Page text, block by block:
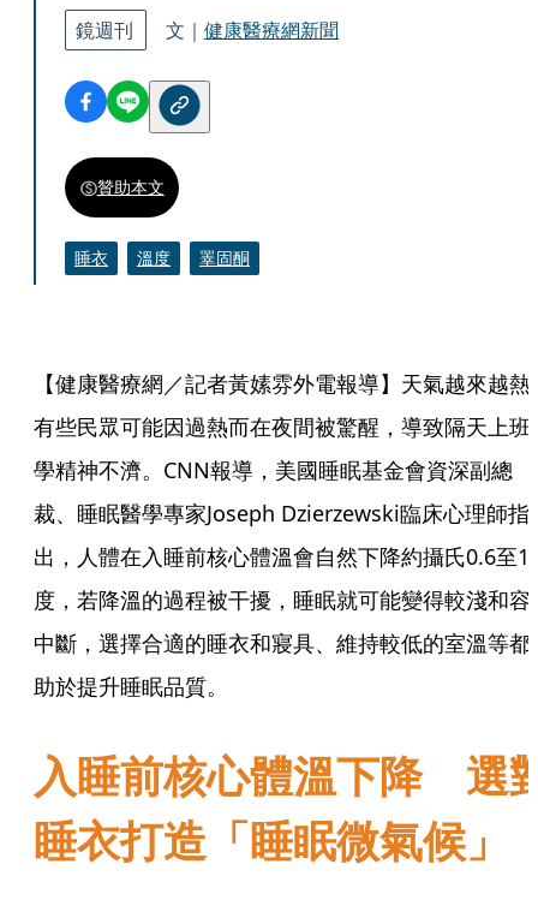
鏡週刊 文｜ 健康醫療網新聞
贊助本文
睡衣 溫度 睪固酮
【健康醫療網／記者黃嫊雰外電報導】天氣越來越熱
有些民眾可能因過熱而在夜間被驚醒，導致隔天上班
學精神不濟。CNN報導，美國睡眠基金會資深副總
裁、睡眠醫學專家Joseph Dzierzewski臨床心理師指
出，人體在入睡前核心體溫會自然下降約攝氏0.6至1
度，若降溫的過程被干擾，睡眠就可能變得較淺和容
中斷，選擇合適的睡衣和寢具、維持較低的室溫等都
助於提升睡眠品質。
入睡前核心體溫下降 選
睡衣打造「睡眠微氣候」